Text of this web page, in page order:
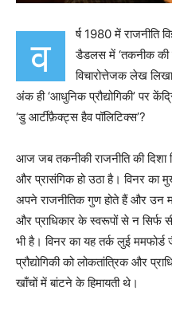
व
र्ष 1980 में राजनीति
डैडलस में ‘तकनीक की
विचारोत्तेजक लेख
अंक ही ‘आधुनिक प्रौद्योगिकी’ पर
‘डु आर्टीफ़ैक्ट्स हैव पॉलिटिक्स’?
आज जब तकनीकी राजनीति की दिशा
और प्रासंगिक हो उठा है। विनर का
अपने राजनीतिक गुण होते हैं और उन
और प्राधिकार के स्वरूपों से न सिर्फ
भी है। विनर का यह तर्क लुई
प्रौद्योगिकी को लोकतांत्रिक और
खाँचों में बांटने के हिमायती थे।